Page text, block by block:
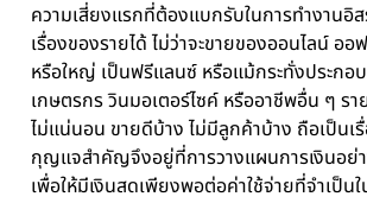
ความเสี่ยงแรกที่ต้องแบกรับในการทำงานอิ
เรื่องของรายได้ ไม่ว่าจะขายของออนไลน์ ออ
หรือใหญ่ เป็นฟรีแลนซ์ หรือแม้กระทั่งประกอ
เกษตรกร วินมอเตอร์ไซค์ หรืออาชีพอื่น ๆ รา
ไม่แน่นอน ขายดีบ้าง ไม่มีลูกค้าบ้าง ถือเป็น
กุญแจสำคัญจึงอยู่ที่การวางแผนการเงินอย่
เพื่อให้มีเงินสดเพียงพอต่อค่าใช้จ่ายที่จำเป็น